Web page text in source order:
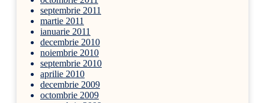
septembrie 2011
martie 2011
ianuarie 2011
decembrie 2010
noiembrie 2010
septembrie 2010
aprilie 2010
decembrie 2009
octombrie 2009